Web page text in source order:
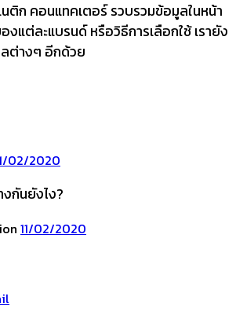
ติก คอนแทคเตอร์ รวบรวมข้อมูลในหน้า
งแต่ละแบรนด์ หรือวิธีการเลือกใช้ เรายัง
ต่างๆ อีกด้วย
02/2020
งกันยังไง?
11/02/2020